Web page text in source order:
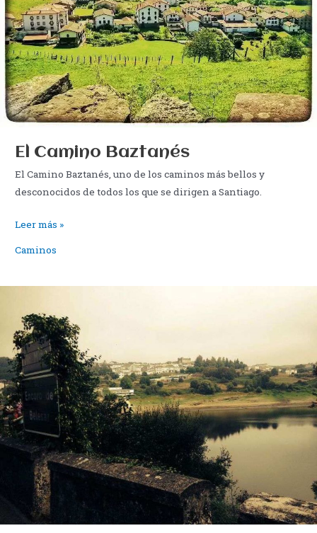
El Camino Baztanés
El Camino Baztanés, uno de los caminos más bellos y
desconocidos de todos los que se dirigen a Santiago.
El
Leer más »
Caminos